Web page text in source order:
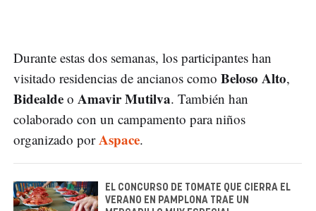
Durante estas dos semanas, los participantes han
visitado residencias de ancianos como Beloso Alto,
Bidealde o Amavir Mutilva. También han
colaborado con un campamento para niños
organizado porAspace.
EL CONCURSO DE TOMATE QUE CIERRA EL
VERANO EN PAMPLONA TRAE UN